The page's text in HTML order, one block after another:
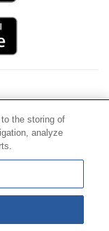
Comisión de
Proveedor
| Aviso legal
the storing of
analyze